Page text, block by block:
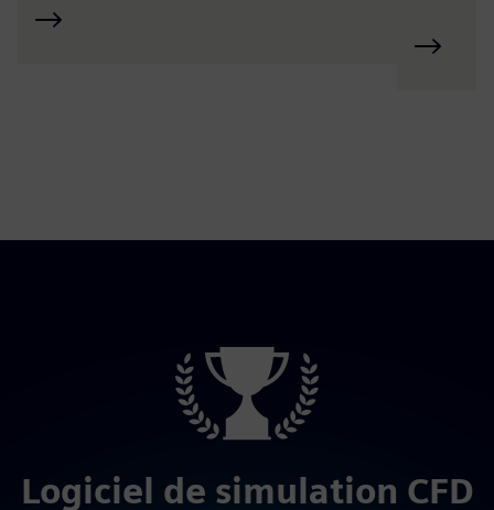
Logiciel de simulation CFD